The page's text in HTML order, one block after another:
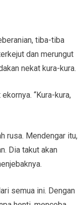
tiba-tiba
dan merungut
nekat kura-kura.
“Kura-kura,
rusa. Mendengar itu,
Dia takut akan
semua ini. Dengan